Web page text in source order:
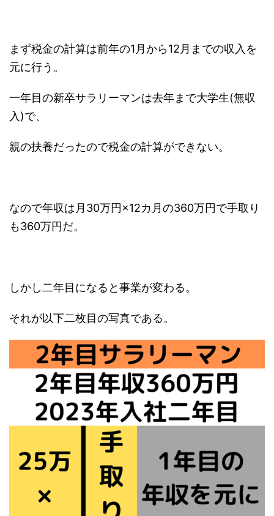
まず税金の計算は前年の1月から12月までの収入を
元に行う。
一年目の新卒サラリーマンは去年まで大学生(無収
入)で、
親の扶養だったので税金の計算ができない。
なので年収は月30万円×12カ月の360万円で手取り
も360万円だ。
しかし二年目になると事業が変わる。
それが以下二枚目の写真である。